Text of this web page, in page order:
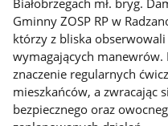
Białobrzegach mł. bryg.
Gminny ZOSP RP w
którzy z bliska
wymagających manewrów.
znaczenie regularnych
mieszkańców, a zwracając
bezpiecznego oraz